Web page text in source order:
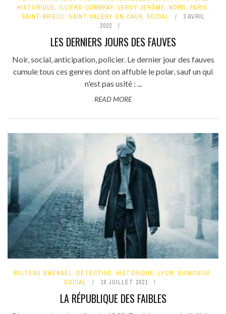
HISTORIQUE, ILLIERS-COMBRAY, LEROY JÉRÔME, NORD, PARIS,
SAINT-BRIEUC, SAINT-VALÉRY-EN-CAUX, SOCIAL
3 AVRIL
2022
LES DERNIERS JOURS DES FAUVES
Noir, social, anticipation, policier. Le dernier jour des fauves
cumule tous ces genres dont on affuble le polar, sauf un qui
n'est pas usité : ...
READ MORE
BULTEAU GWENAËL, DÉTECTIVE, HISTORIQUE, LYON, QUINCIEUX,
SOCIAL
18 JUILLET 2021
LA RÉPUBLIQUE DES FAIBLES